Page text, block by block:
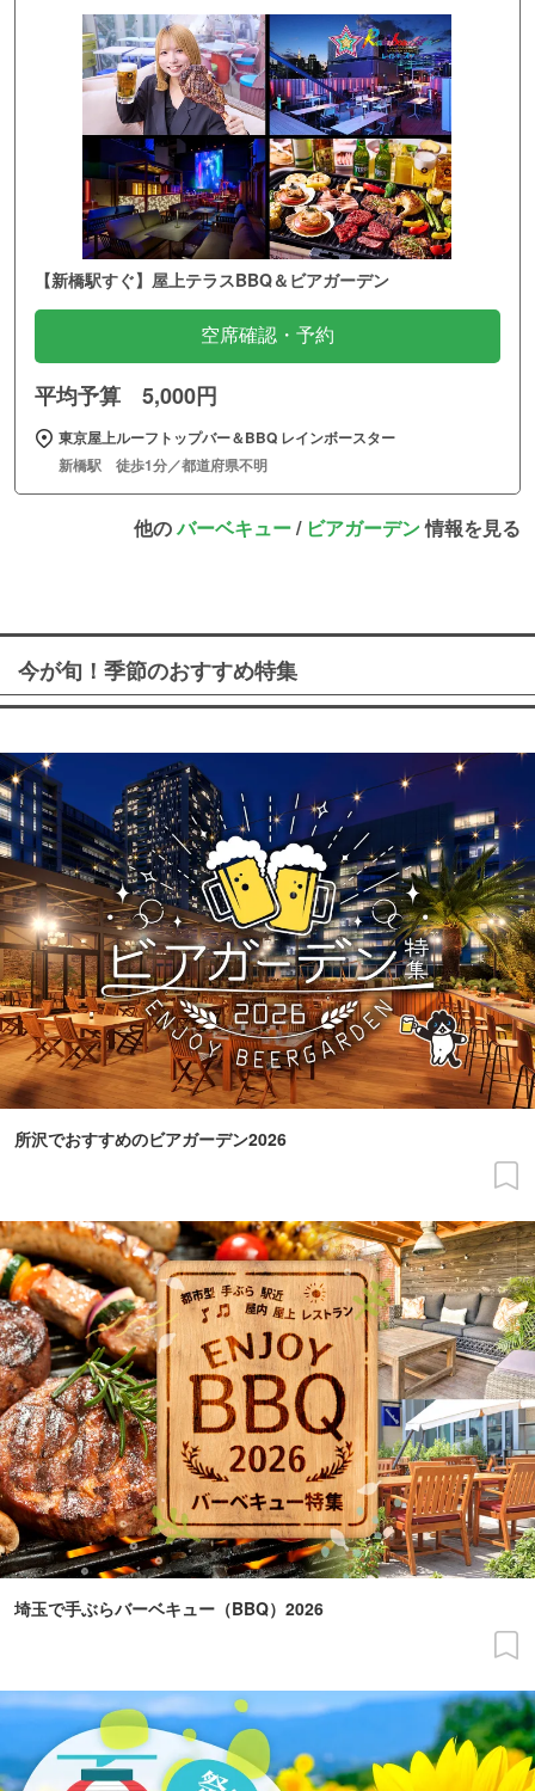
【新橋駅すぐ】屋上テラスBBQ＆ビアガーデン
空席確認・予約
平均予算 5,000円
東京屋上ルーフトップバー＆BBQ レインボースター
新橋駅 徒歩1分／都道府県不明
他のバーベキュー/ ビアガーデン情報を見る
今が旬！季節のおすすめ特集
所沢でおすすめのビアガーデン2026
埼玉で手ぶらバーベキュー（BBQ）2026